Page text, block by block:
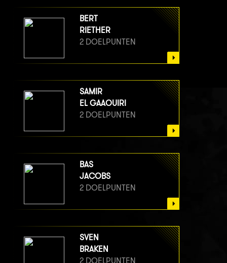
BERT
RIETHER
2 DOELPUNTEN
SAMIR
EL GAAOUIRI
2 DOELPUNTEN
BAS
JACOBS
2 DOELPUNTEN
SVEN
BRAKEN
2 DOELPUNTEN